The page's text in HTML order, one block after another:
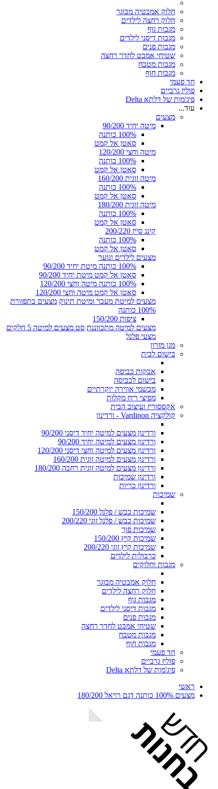
חלוק אמבטיה מבוגר
חלוק רחצה לילדים
מגבות גוף
מגבות דיסני לילדים
מגבות פנים
שטיחי אמבט לחדר רחצה
מגבות מטבח
מגבות חוף
חד פעמי
פוליז גרביים
פיג'מות של דלתא Delta
עוד...
מצעים
מיטה יחיד 90/200
100% כותנה
סאטן אל קמט
מיטה וחצי 120/200
100% כותנה
סאטן אל קמט
מיטה זוגית 160/200
100% כותנה
סאטן אל קמט
מיטה זוגית 180/200
100% כותנה
סאטן אל קמט
קינג סייז 200/220
100% כותנה
סאטן אל קמט
מצעים לילדים ונוער
100% כותנה מיטת יחיד 90/200
סאטן אל קמט מיטת יחיד 90/200
100% כותנה מיטה וחצי 120/200
סאטן אל קמט מיטה וחצי 120/200
מצעים למיטת מעבר ומיטת תינוק מצעים בתפזורת
100% כותנה
ציפות 150/200
מצעים למיטה מתכווננת סט מצעים למיטה 5 חלקים
מצעי פלנל
מגן מזרון
בישום לבית
אבקות כביסה
בישום לכביסה
מבשמי אווירה יוקרתיים
מפיצי ריח מקלות
אקססוריז ועיצוב הבית
קולקציה Vardinon - ורדינון
ורדינון מצעים למיטה יחיד דיסני 90/200
ורדינון מצעים למיטה יחיד 90/200
ורדינון מצעים למיטה וחצי דיסני 120/200
ורדינון מצעים למיטה זוגית 160/200
ורדינון מצעים למיטה זוגית רחבה 180/200
ורדינון שמיכות
ורדינון כריות
שמיכות
שמיכות כבש / פלנל 150/200
שמיכות כבש / פלנל זוגי 200/220
שמיכות פוך
שמיכות קיץ 150/200
שמיכות קיץ זוגי 200/220
כרבולית לילדים
מגבות וחלוקים
חלוק אמבטיה מבוגר
חלוק רחצה לילדים
מגבות גוף
מגבות דיסני לילדים
מגבות פנים
שטיחי אמבט לחדר רחצה
מגבות מטבח
מגבות חוף
חד פעמי
פוליז גרביים
פיג'מות של דלתא Delta
ראשי
מצעים 100% כותנה דגם רויאל 180/200